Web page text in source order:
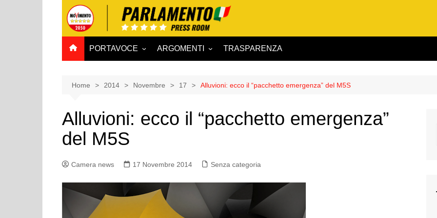
PORTAVOCE
SENATO
ARGOMENTI
Affari esteri
Agricoltura e agroalimentare
Attività produttive
Bilancio
Comunicazioni e Vigilanza
Rai
TRASPARENZA
Home 2014 Novembre 17 Alluvioni: ecco il “pacchetto emergenza” del M5S
Alluvioni: ecco il “pacchetto emergenza”
del M5S
Camera news 17 Novembre 2014 Senza categoria